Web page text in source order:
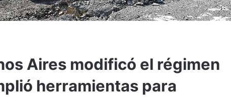
Aires modificó el régimen
herramientas para